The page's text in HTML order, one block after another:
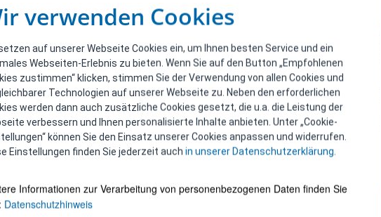
verwenden Cookies
auf unserer Webseite Cookies ein, um Ihnen besten Service und ein
Webseiten-Erlebnis zu bieten. Wenn Sie auf den Button „Empfohlenen
zustimmen“ klicken, stimmen Sie der Verwendung von allen Cookies und
Technologien auf unserer Webseite zu. Neben den erforderlichen
werden dann auch zusätzliche Cookies gesetzt, die u.a. die Leistung der
verbessern und Ihnen personalisierte Inhalte anbieten. Unter „Cookie-
können Sie den Einsatz unserer Cookies anpassen und widerrufen.
Einstellungen finden Sie jederzeit auch in unserer Datenschutzerklärung.
Informationen zur Verarbeitung von personenbezogenen Daten finden Sie
Datenschutzhinweis